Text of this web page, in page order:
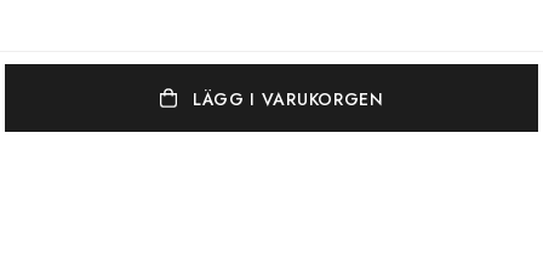
LÄGG I VARUKORGEN